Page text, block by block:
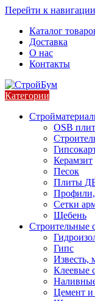
Перейти к навигации
Каталог
Доставка
О нас
Контакты
Категории
OSB
Керамзит
Песок
Плиты
Сетки
Щебень
Строительные
Гипс
Известь,
Клеевые
Цемент и